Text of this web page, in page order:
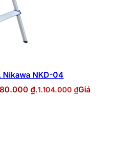
Nikawa NKD-04
₫.1.104.000 ₫Giá